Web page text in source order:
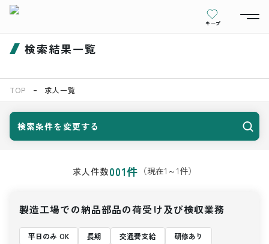
キープ
検索結果一覧
TOP 求人一覧
検索条件を変更する
求人件数001件 （現在1 ～1件）
製造工場での納品部品の荷受け及び検収業務
平日のみ OK 長期 交通費支給
研修あり